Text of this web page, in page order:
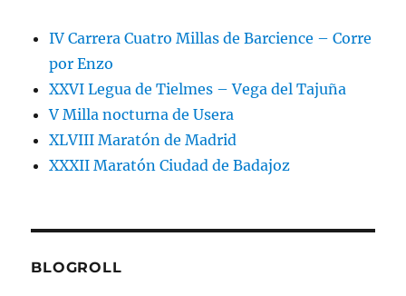
IV Carrera Cuatro Millas de Barcience – Corre
por Enzo
XXVI Legua de Tielmes – Vega del Tajuña
V Milla nocturna de Usera
XLVIII Maratón de Madrid
XXXII Maratón Ciudad de Badajoz
BLOGROLL